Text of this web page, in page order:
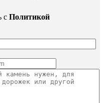
с Политикой